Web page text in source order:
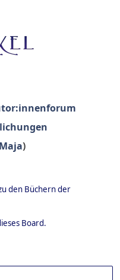
Maja)
den Büchern der
Board.